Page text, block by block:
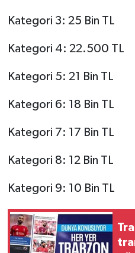
Kategori 3: 25 Bin TL
Kategori 4: 22.500 TL
Kategori 5: 21 Bin TL
Kategori 6: 18 Bin TL
Kategori 7: 17 Bin TL
Kategori 8: 12 Bin TL
Kategori 9: 10 Bin TL